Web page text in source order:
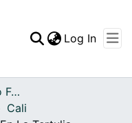
Statistics
Log In
Archivo del Patrimonio Fotográfico y Fílmico del Valle del Cauca
Cali